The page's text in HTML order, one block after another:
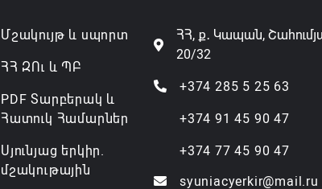
Մշակույթ և սպորտ
ՀՀ ԶՈւ և ՊԲ
PDF Տարբերակ և
Հատուկ Համարներ
Սյունյաց երկիր.
մշակութային
ՀՀ, ք․ Կապան,
20/32
+374 285 5 25 63
+374 91 45 90 47
+374 77 45 90 47
syuniacyerkir@mail.ru